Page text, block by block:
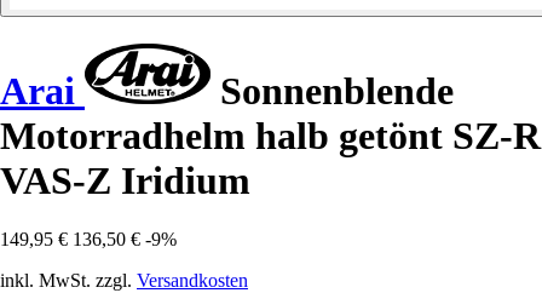
Arai
Sonnenblende
Motorradhelm halb getönt SZ-R
VAS-Z Iridium
149,95 € 136,50 € -9%
inkl. MwSt. zzgl. Versandkosten